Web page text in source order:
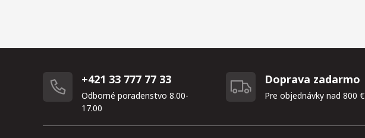
+421 33 777 77 33
Odborné poradenstvo 8.00-
17.00
Doprava zadarmo
Pre objednávky nad 800 €